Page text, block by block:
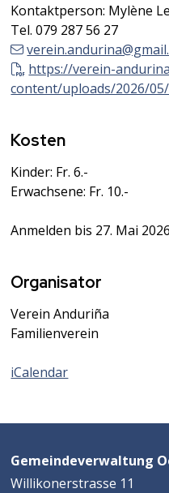
Kontaktperson: Mylène
Tel.079 287 56 27
https://verein-
content/uploads/2026/
Kosten
Kinder: Fr. 6.-
Erwachsene: Fr. 10.-
Anmelden bis 27. Mai
Organisator
Verein Anduriña
Familienverein
iCalendar
Footer
Adresse
Gemeindeverwaltung
Willikonerstrasse 11